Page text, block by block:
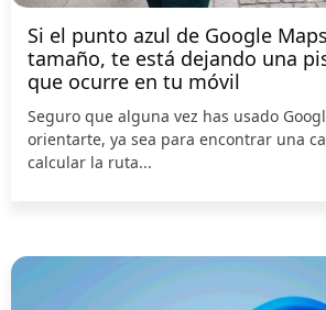
Si el punto azul de Google
tamaño, te está dejando una
que ocurre en tu móvil
Seguro que alguna vez has usado
orientarte, ya sea para encontrar una
calcular la ruta...